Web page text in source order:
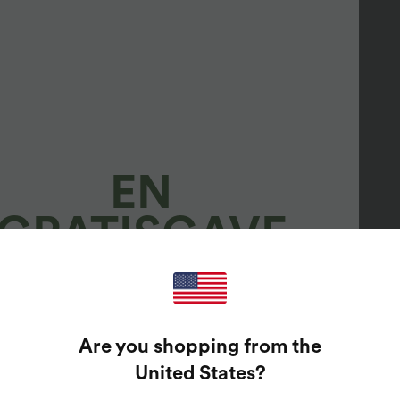
EN
100%
PREMIER!
skriv inn din e-postadresse for å spille lykkehjul.
Are you shopping from the
United States?